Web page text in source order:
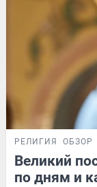
РЕЛИГИЯ ОБЗОР
Великий
по дням и